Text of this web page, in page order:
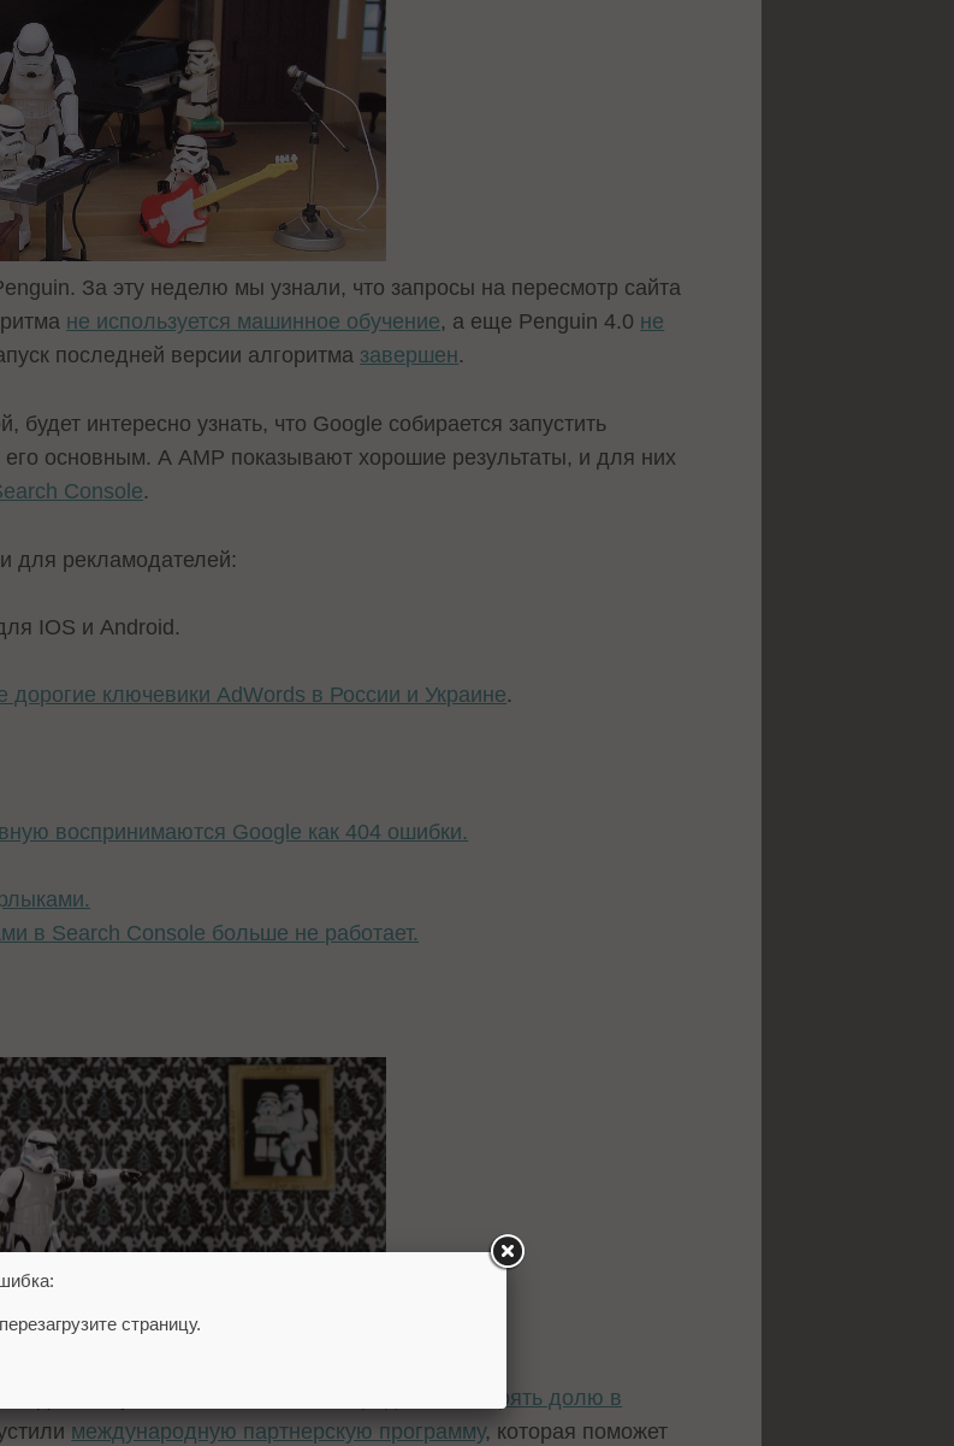
За эту неделю мы узнали, что запросы на пересмотр сайта
не используется машинное обучение, а еще Penguin 4.0 не
последней версии алгоритма завершен.
интересно узнать, что Google собирается запустить
его основным. А AMP показывают хорошие результаты, и для них
Console.
для рекламодателей:
IOS и Android.
дорогие ключевики AdWords в России и Украине.
воспринимаются Google как 404 ошибки.
в Search Console больше не работает.
мы узнали, что поисковик
продолжает терять долю в
международную партнерскую программу, которая поможет
страницу.